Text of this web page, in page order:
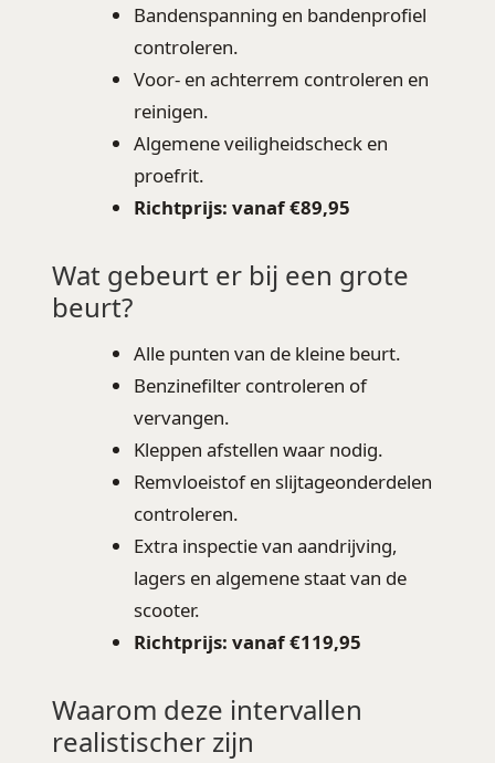
Bandenspanning en bandenprofiel
controleren.
Voor- en achterrem controleren en
reinigen.
Algemene veiligheidscheck en
proefrit.
Richtprijs: vanaf €89,95
Wat gebeurt er bij een grote
beurt?
Alle punten van de kleine beurt.
Benzinefilter controleren of
vervangen.
Kleppen afstellen waar nodig.
Remvloeistof en slijtageonderdelen
controleren.
Extra inspectie van aandrijving,
lagers en algemene staat van de
scooter.
Richtprijs: vanaf €119,95
Waarom deze intervallen
realistischer zijn